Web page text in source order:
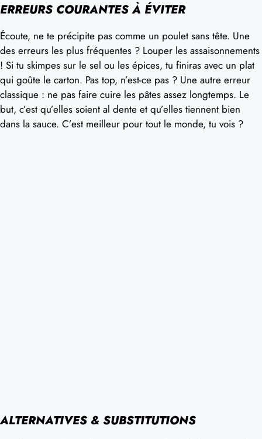
ERREURS COURANTES À ÉVITER
Écoute, ne te précipite pas comme un poulet sans tête. Une
des erreurs les plus fréquentes ? Louper les assaisonnements
! Si tu skimpes sur le sel ou les épices, tu finiras avec un plat
qui goûte le carton. Pas top, n’est-ce pas ? Une autre erreur
classique : ne pas faire cuire les pâtes assez longtemps. Le
but, c’est qu’elles soient al dente et qu’elles tiennent bien
dans la sauce. C’est meilleur pour tout le monde, tu vois ?
ALTERNATIVES & SUBSTITUTIONS